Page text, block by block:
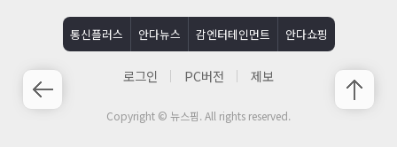
통신플러스 안다뉴스 감엔터테인먼트 안다쇼핑
로그인 PC버전 제보
Copyright © 뉴스핌. All rights reserved.